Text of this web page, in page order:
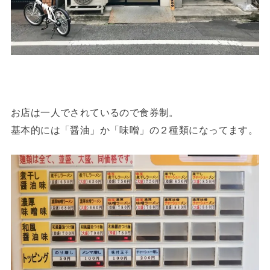
お店は一人でされているので食券制。
基本的には「醤油」か「味噌」の２種類になってます。